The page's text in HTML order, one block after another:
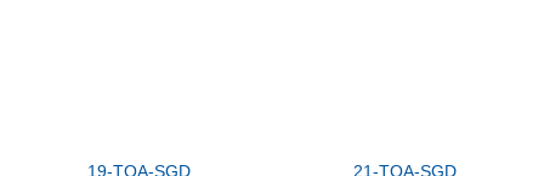
19-TQA-SGD 21-TQA-SGD